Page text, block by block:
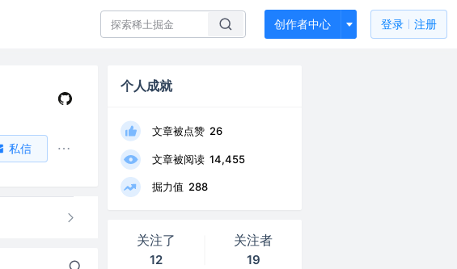
创作者中心 登录 注册
私信
个人成就
文章被点赞 26
文章被阅读 14,455
掘力值 288
关注了
12
关注者
19